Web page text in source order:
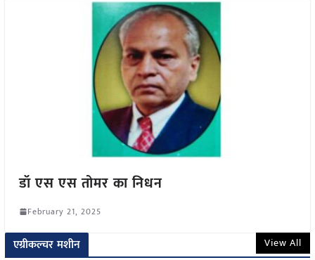
डॉ एस एस तोमर का निधन
February 21, 2025
एग्रीकल्चर मशीन View All